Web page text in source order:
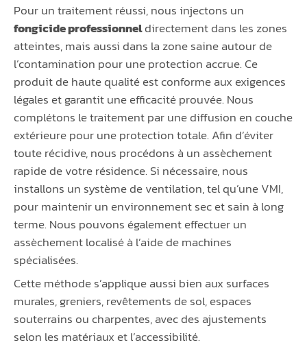
Pour un traitement réussi, nous injectons un
fongicide professionneldirectement dans les zones
atteintes, mais aussi dans la zone saine autour de
l’contamination pour une protection accrue. Ce
produit de haute qualité est conforme aux exigences
légales et garantit une efficacité prouvée. Nous
complétons le traitement par une diffusion en couche
extérieure pour une protection totale. Afin d’éviter
toute récidive, nous procédons à un assèchement
rapide de votre résidence. Si nécessaire, nous
installons un système de ventilation, tel qu’une VMI,
pour maintenir un environnement sec et sain à long
terme. Nous pouvons également effectuer un
assèchement localisé à l’aide de machines
spécialisées.
Cette méthode s’applique aussi bien aux surfaces
murales, greniers, revêtements de sol, espaces
souterrains ou charpentes, avec des ajustements
selon les matériaux et l’accessibilité.